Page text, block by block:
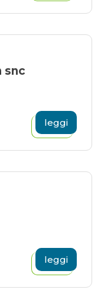
snc
leggi
leggi